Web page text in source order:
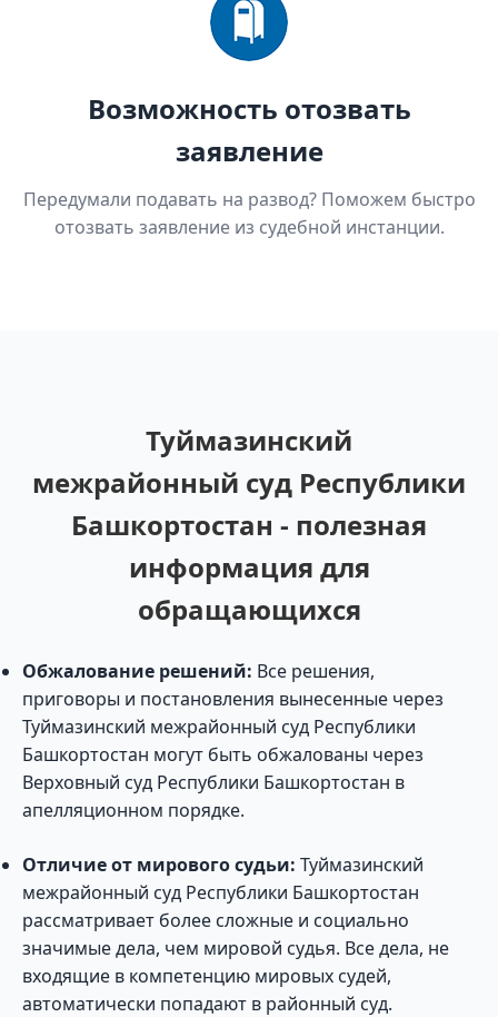
Возможность отозвать
заявление
Передумали подавать на развод? Поможем быстро
отозвать заявление из судебной инстанции.
Туймазинский
межрайонный суд Республики
Башкортостан - полезная
информация для
обращающихся
Обжалование решений: Все решения,
приговоры и постановления вынесенные через
Туймазинский межрайонный суд Республики
Башкортостан могут быть обжалованы через
Верховный суд Республики Башкортостан в
апелляционном порядке.
Отличие от мирового судьи: Туймазинский
межрайонный суд Республики Башкортостан
рассматривает более сложные и социально
значимые дела, чем мировой судья. Все дела, не
входящие в компетенцию мировых судей,
автоматически попадают в районный суд.